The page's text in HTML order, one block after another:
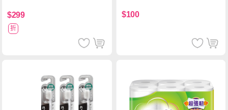
$299
折
$100